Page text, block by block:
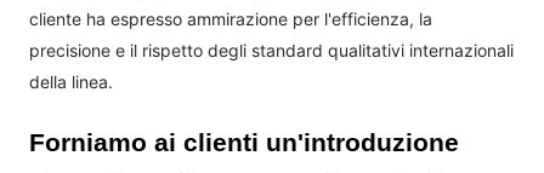
cliente ha espresso ammirazione per l'efficienza, la
precisione e il rispetto degli standard qualitativi internazionali
della linea.
Forniamo ai clienti un'introduzione